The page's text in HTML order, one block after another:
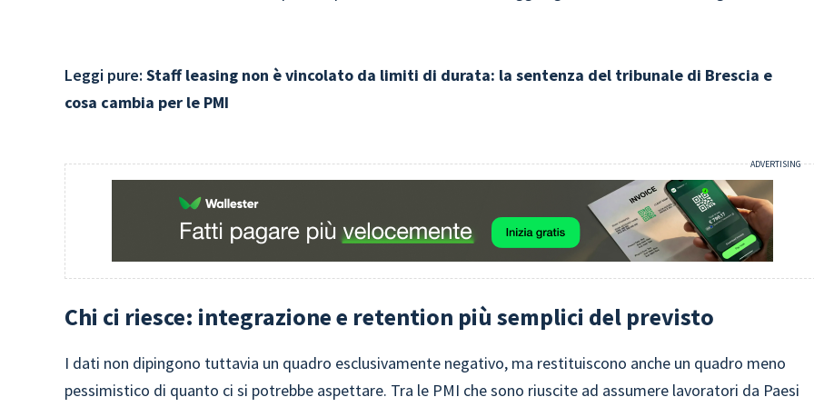
Leggi pure: Staff leasing non è vincolato da limiti di durata: la sentenza del tribunale di Brescia e
cosa cambia per le PMI
Chi ci riesce: integrazione e retention più semplici del previsto
I dati non dipingono tuttavia un quadro esclusivamente negativo, ma restituiscono anche un quadro meno
pessimistico di quanto ci si potrebbe aspettare. Tra le PMI che sono riuscite ad assumere lavoratori da Paesi